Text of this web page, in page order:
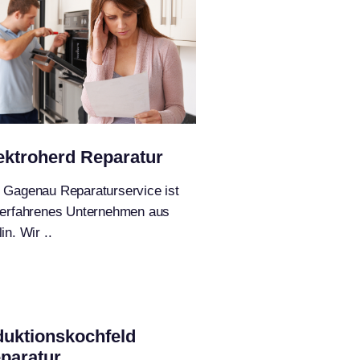
Reparatur
Gagenau Reparaturservice ist
Unternehmen aus
Wir ..